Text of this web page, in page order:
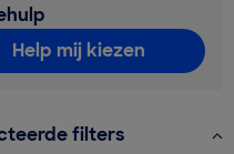
Help mij kiezen
filters